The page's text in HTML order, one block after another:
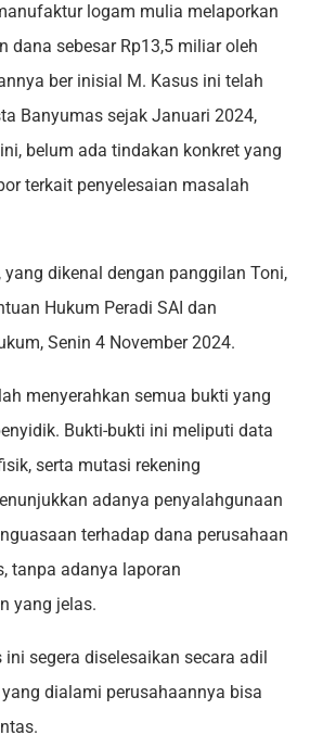
logam mulia melaporkan
dana sebesar Rp13,5 miliar oleh
ber inisial M. Kasus ini telah
Banyumas sejak Januari 2024,
belum ada tindakan konkret yang
terkait penyelesaian masalah
yang dikenal dengan panggilan Toni,
Hukum Peradi SAI dan
Senin 4 November 2024.
menyerahkan semua bukti yang
Bukti-bukti ini meliputi data
serta mutasi rekening
adanya penyalahgunaan
terhadap dana perusahaan
tanpa adanya laporan
yang jelas.
segera diselesaikan secara adil
dialami perusahaannya bisa